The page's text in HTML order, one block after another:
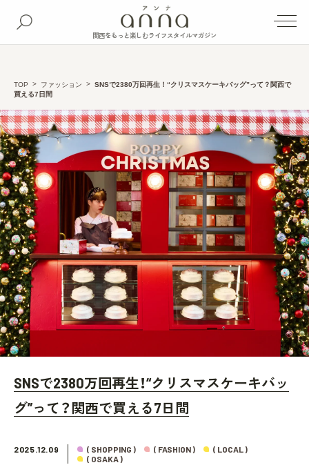
関西をもっと楽しむライフスタイルマガジン
TOP ファッション
SNSで2380万回再生！“クリスマスケーキバッグ”って？関西で
買える7日間
SNSで2380万回再生！“クリスマスケーキバッ
グ”って？関西で買える7日間
2025.12.09 ( SHOPPING ) ( FASHION )
( LOCAL )
( OSAKA )